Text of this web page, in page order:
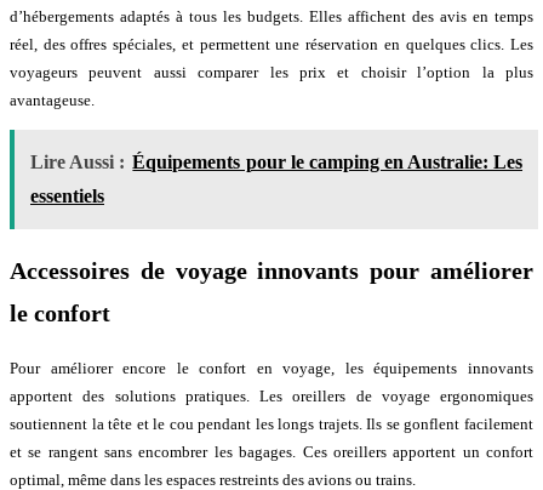
d’hébergements adaptés à tous les budgets. Elles affichent des avis en temps
réel, des offres spéciales, et permettent une réservation en quelques clics. Les
voyageurs peuvent aussi comparer les prix et choisir l’option la plus
avantageuse.
Lire Aussi : Équipements pour le camping en Australie: Les
essentiels
Accessoires de voyage innovants pour améliorer
le confort
Pour améliorer encore le confort en voyage, les équipements innovants
apportent des solutions pratiques. Les oreillers de voyage ergonomiques
soutiennent la tête et le cou pendant les longs trajets. Ils se gonflent facilement
et se rangent sans encombrer les bagages. Ces oreillers apportent un confort
optimal, même dans les espaces restreints des avions ou trains.